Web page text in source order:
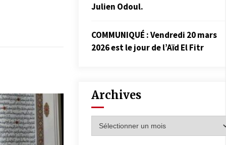
Julien Odoul.
COMMUNIQUÉ : Vendredi 20 mars
2026 est le jour de l’Aïd El Fitr
Archives